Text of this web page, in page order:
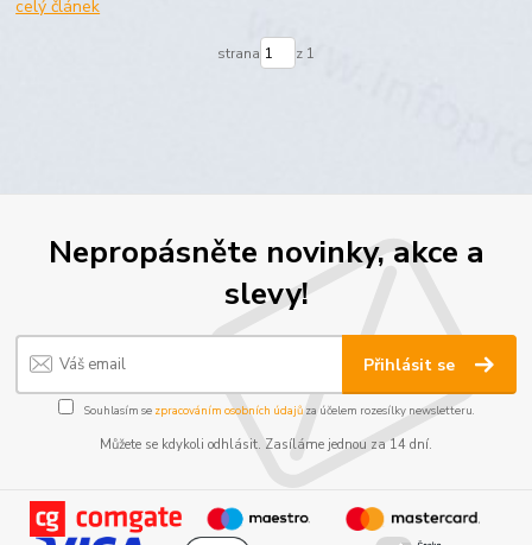
celý článek
strana z 1
Nepropásněte novinky, akce a
slevy!
Přihlásit se
Souhlasím se zpracováním osobních údajůza účelem rozesílky newsletteru.
Můžete se kdykoli odhlásit. Zasíláme jednou za 14 dní.